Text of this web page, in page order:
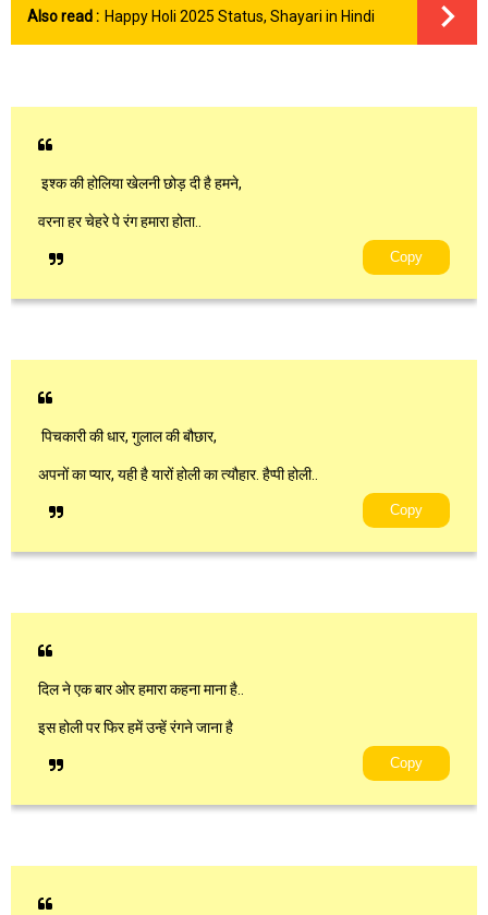
Also read : Happy Holi 2025 Status, Shayari in Hindi
इश्क की होलिया खेलनी छोड़ दी है हमने,
वरना हर चेहरे पे रंग हमारा होता..
Copy
पिचकारी की धार, गुलाल की बौछार,
अपनों का प्यार, यही है यारों होली का त्यौहार. हैप्पी होली..
Copy
दिल ने एक बार ओर हमारा कहना माना है..
इस होली पर फिर हमें उन्हें रंगने जाना है
Copy